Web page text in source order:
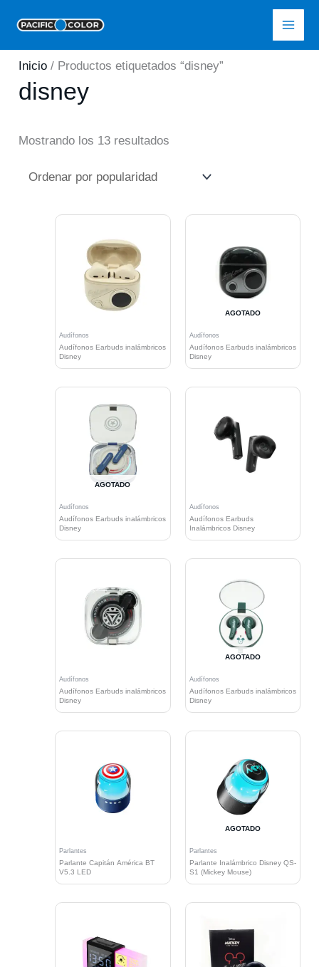
contenido
Inicio / Productos etiquetados “disney”
disney
Mostrando los 13 resultados
popularidad
Audífonos
Audífonos Earbuds inalámbricos
Disney
AGOTADO
Audífonos
Audífonos Earbuds inalámbricos
Disney
AGOTADO
Audífonos
Audífonos Earbuds inalámbricos
Disney
Audífonos
Audífonos Earbuds
Inalámbricos Disney
Audífonos
Audífonos Earbuds inalámbricos
Disney
AGOTADO
Audífonos
Audífonos Earbuds inalámbricos
Disney
Parlantes
Parlante Capitán América BT
V5.3 LED
AGOTADO
Parlantes
Parlante Inalámbrico Disney QS-
S1 (Mickey Mouse)